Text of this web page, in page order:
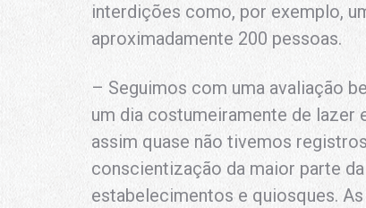
interdições como, por exemplo,
aproximadamente 200 pessoas.
– Seguimos com uma avaliação
um dia costumeiramente de lazer
assim quase não tivemos
conscientização da maior parte
estabelecimentos e quiosques.